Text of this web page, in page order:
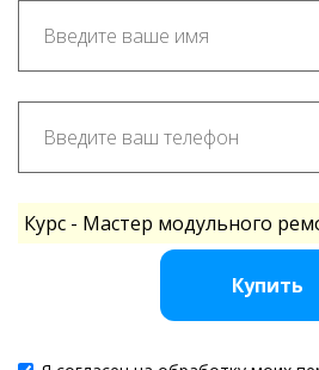
Курс - Мастер модульного
Купить